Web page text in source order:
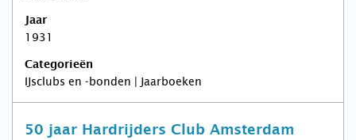
Jaar
1931
Categorieën
IJsclubs en -bonden | Jaarboeken
50 jaar Hardrijders Club Amsterdam